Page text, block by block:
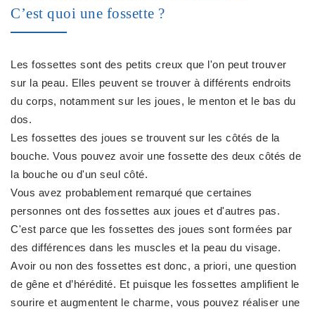
C’est quoi une fossette ?
Les fossettes sont des petits creux que l'on peut trouver
sur la peau. Elles peuvent se trouver à différents endroits
du corps, notamment sur les joues, le menton et le bas du
dos.
Les fossettes des joues se trouvent sur les côtés de la
bouche. Vous pouvez avoir une fossette des deux côtés de
la bouche ou d'un seul côté.
Vous avez probablement remarqué que certaines
personnes ont des fossettes aux joues et d'autres pas.
C'est parce que les fossettes des joues sont formées par
des différences dans les muscles et la peau du visage.
Avoir ou non des fossettes est donc, a priori, une question
de gêne et d’hérédité. Et puisque les fossettes amplifient le
sourire et augmentent le charme, vous pouvez réaliser une